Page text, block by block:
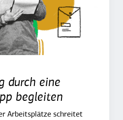
durch eine
begleiten
Arbeitsplätze schreitet